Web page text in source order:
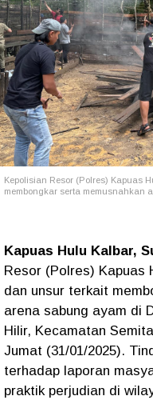
Kepolisian Resor (Polres) Kapuas
membongkar serta memusnahkan
Kapuas Hulu Kalbar,
Resor (Polres) Kapuas
dan unsur terkait
arena sabung ayam di
Hilir, Kecamatan
Jumat (31/01/2025).
terhadap laporan
praktik perjudian di